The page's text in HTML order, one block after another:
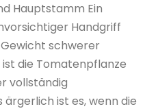
Hauptstamm Ein
Handgriff
schwerer
die Tomatenpflanze
vollständig
ist es, wenn die